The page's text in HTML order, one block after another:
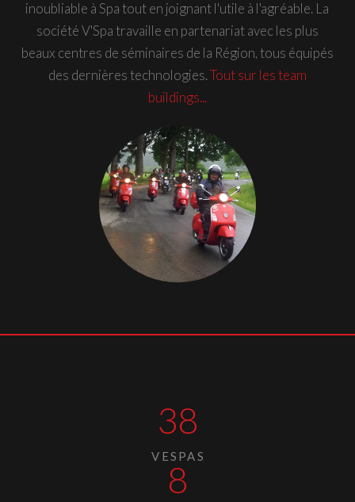
inoubliable à Spa tout en joignant l'utile à l'agréable. La
société V'Spa travaille en partenariat avec les plus
beaux centres de séminaires de la Région, tous équipés
des dernières technologies.Tout sur les team
buildings...
38
VESPAS
8